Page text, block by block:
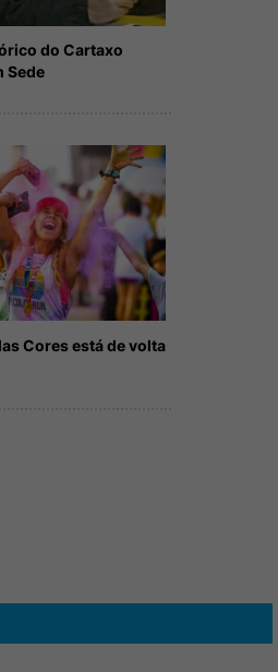
do Cartaxo
Sede
Cores está de volta